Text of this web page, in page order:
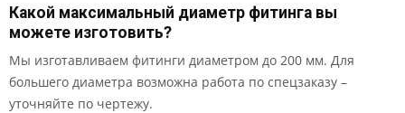
Какой максимальный диаметр фитинга вы
можете изготовить?
Мы изготавливаем фитинги диаметром до 200 мм. Для
большего диаметра возможна работа по спецзаказу –
уточняйте по чертежу.